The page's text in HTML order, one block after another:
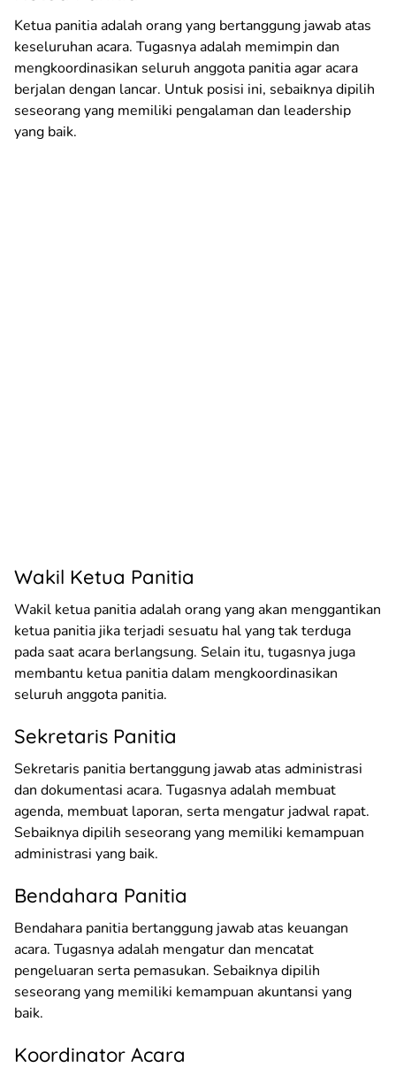
Ketua panitia adalah orang yang bertanggung jawab atas
keseluruhan acara. Tugasnya adalah memimpin dan
mengkoordinasikan seluruh anggota panitia agar acara
berjalan dengan lancar. Untuk posisi ini, sebaiknya dipilih
seseorang yang memiliki pengalaman dan leadership
yang baik.
Wakil Ketua Panitia
Wakil ketua panitia adalah orang yang akan menggantikan
ketua panitia jika terjadi sesuatu hal yang tak terduga
pada saat acara berlangsung. Selain itu, tugasnya juga
membantu ketua panitia dalam mengkoordinasikan
seluruh anggota panitia.
Sekretaris Panitia
Sekretaris panitia bertanggung jawab atas administrasi
dan dokumentasi acara. Tugasnya adalah membuat
agenda, membuat laporan, serta mengatur jadwal rapat.
Sebaiknya dipilih seseorang yang memiliki kemampuan
administrasi yang baik.
Bendahara Panitia
Bendahara panitia bertanggung jawab atas keuangan
acara. Tugasnya adalah mengatur dan mencatat
pengeluaran serta pemasukan. Sebaiknya dipilih
seseorang yang memiliki kemampuan akuntansi yang
baik.
Koordinator Acara